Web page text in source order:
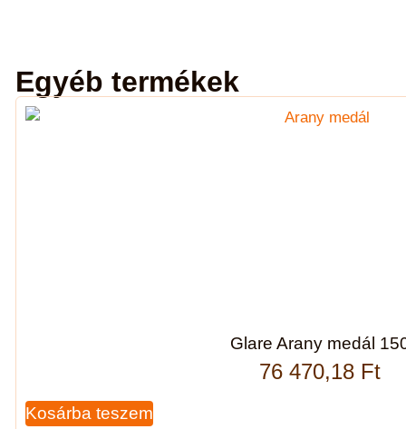
Egyéb termékek
Glare Arany medál
76 470,18 Ft
Kosárba teszem